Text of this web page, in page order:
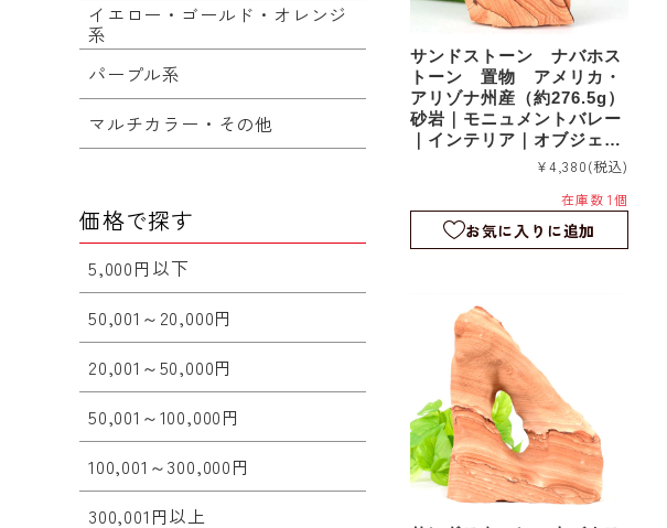
サンドストーン ナバホス
トーン 置物 アメリカ・
アリゾナ州産（約276.5g）
砂岩｜モニュメントバレー
｜インテリア｜オブジェ｜
¥4,380(税込)
在庫数 1個
お気に入りに追加
イエロー・ゴールド・オレンジ
系
パープル系
マルチカラー・その他
価格で探す
5,000円以下
50,001～20,000円
20,001～50,000円
50,001～100,000円
100,001～300,000円
300,001円以上